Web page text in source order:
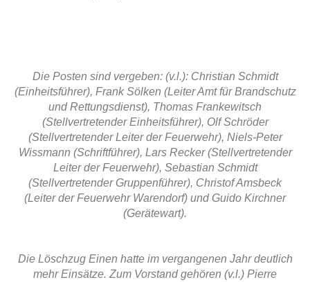
Die Posten sind vergeben: (v.l.): Christian Schmidt
(Einheitsführer), Frank Sölken (Leiter Amt für Brandschutz
und Rettungsdienst), Thomas Frankewitsch
(Stellvertretender Einheitsführer), Olf Schröder
(Stellvertretender Leiter der Feuerwehr), Niels-Peter
Wissmann (Schriftführer), Lars Recker (Stellvertretender
Leiter der Feuerwehr), Sebastian Schmidt
(Stellvertretender Gruppenführer), Christof Amsbeck
(Leiter der Feuerwehr Warendorf) und Guido Kirchner
(Gerätewart).
Die Löschzug Einen hatte im vergangenen Jahr deutlich
mehr Einsätze. Zum Vorstand gehören (v.l.) Pierre